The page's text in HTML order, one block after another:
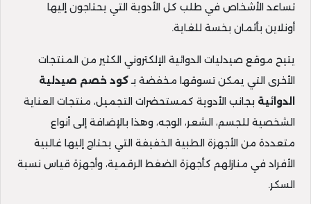
تساعد الأشخاص في طلب كل الأدوية التي يحتاجون إليها
أونلاين بأثمان بخسة للغاية.
يتيح موقع صيدليات الدوائية الإلكتروني الكثير من المنتجات
الأخرى التي يمكن تسوقها مخفضة بـكود خصم صيدلية
الدوائية بجانب الأدوية كمستحضرات التجميل، منتجات العناية
الشخصية للجسم، الشعر، الوجه، وهذا بالإضافة إلى أنواع
متعددة من الأجهزة الطبية الخفيفة التي يحتاج إليها غالبية
الأفراد في منازلهم كأجهزة الضغط الرقمية، وأجهزة قياس نسبة
السكر.